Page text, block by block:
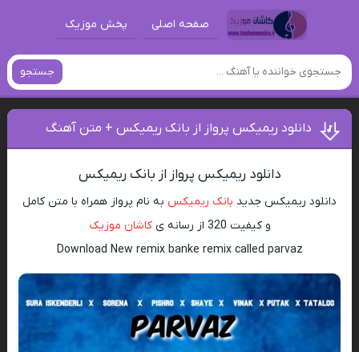
صفحه اصلی پخش موزیک
جستجو
دانلود ریمیکس پرواز از بانک ریمیکس + متن آهنگ
دانلود ریمیکس پرواز از بانک ریمیکس
دانلود ریمیکس جدید بانک ریمیکس به نام پرواز همراه با متن کامل
و کیفیت 320 از رسانه ی
کاشان موزیک
Download New remix banke remix called parvaz